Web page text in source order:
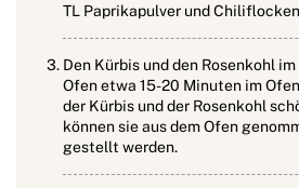
TL Paprikapulver und
Den Kürbis und den Rosenkohl
Ofen etwa 15-20 Minuten im
der Kürbis und der Rosenkohl
können sie aus dem Ofen
gestellt werden.